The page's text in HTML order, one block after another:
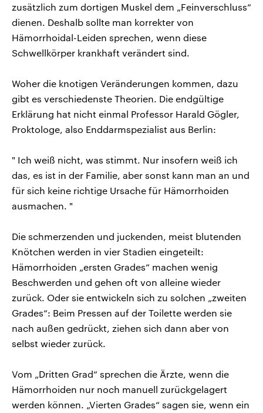
zusätzlich zum dortigen Muskel dem „Feinverschluss“
dienen. Deshalb sollte man korrekter von
Hämorrhoidal-Leiden sprechen, wenn diese
Schwellkörper krankhaft verändert sind.
Woher die knotigen Veränderungen kommen, dazu
gibt es verschiedenste Theorien. Die endgültige
Erklärung hat nicht einmal Professor Harald Gögler,
Proktologe, also Enddarmspezialist aus Berlin:
" Ich weiß nicht, was stimmt. Nur insofern weiß ich
das, es ist in der Familie, aber sonst kann man an und
für sich keine richtige Ursache für Hämorrhoiden
ausmachen. "
Die schmerzenden und juckenden, meist blutenden
Knötchen werden in vier Stadien eingeteilt:
Hämorrhoiden „ersten Grades“ machen wenig
Beschwerden und gehen oft von alleine wieder
zurück. Oder sie entwickeln sich zu solchen „zweiten
Grades“: Beim Pressen auf der Toilette werden sie
nach außen gedrückt, ziehen sich dann aber von
selbst wieder zurück.
Vom „Dritten Grad“ sprechen die Ärzte, wenn die
Hämorrhoiden nur noch manuell zurückgelagert
werden können. „Vierten Grades“ sagen sie, wenn ein